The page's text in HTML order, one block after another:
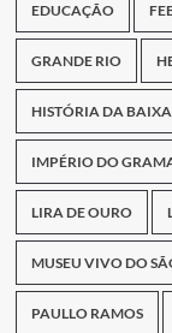
EDUCAÇÃO
GRANDE RIO
HISTÓRIA DA
IMPÉRIO DO
LIRA DE OURO
MUSEU VIVO DO
PAULLO RAMOS